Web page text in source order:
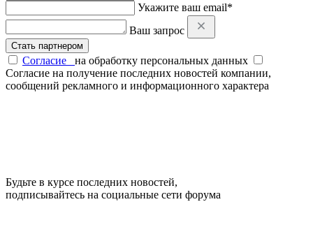
Укажите ваш email*
Ваш запрос
Стать партнером
Согласие на обработку персональных данных
Согласие на получение последних новостей компании,
сообщений рекламного и информационного характера
Будьте в курсе последних новостей,
подписывайтесь на социальные сети форума